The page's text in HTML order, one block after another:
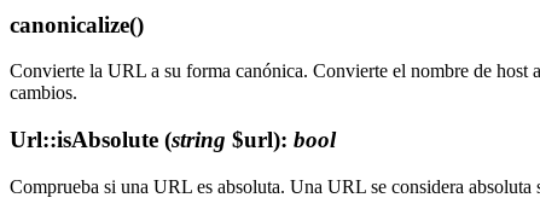
canonicalize()
Convierte la URL a su forma canónica. Convierte el nombre de host
cambios.
Url::isAbsolute (string $url): bool
Comprueba si una URL es absoluta. Una URL se considera